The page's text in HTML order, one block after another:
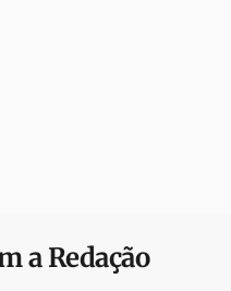
a Redação